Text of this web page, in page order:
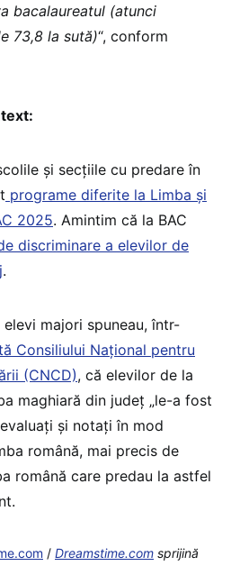
bacalaureatul (atunci
73,8 la sută)“, conform
și secțiile cu predare în
programe diferite la Limba și
2025. Amintim că la BAC
discriminare a elevilor de
.
majori spuneau, într-
Consiliului Național pentru
(CNCD), că elevilor de la
maghiară din județ „le-a fost
și notați în mod
română, mai precis de
română care predau la astfel
/ Dreamstime.com sprijină